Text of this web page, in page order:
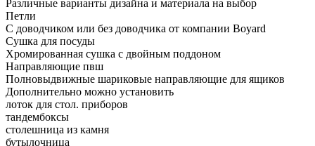
Различные варианты дизайна и материала на выбор
Петли
С доводчиком или без доводчика от компании Boyard
Сушка для посуды
Хромированная сушка с двойным поддоном
Направляющие пвш
Полновыдвижные шариковые направляющие для ящиков
Дополнительно можно установить
лоток для стол. приборов
тандембоксы
столешница из камня
бутылочница